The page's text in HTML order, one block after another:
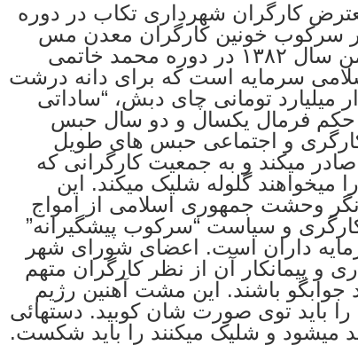
کارگران شهرداری تکاب در دوره
سرکوب خونین کارگران معدن مس
خاتون آباد در چهار بهمن سال ١٣٨٢ در دوره محمد خاتمی
سرمایه است که برای دانه درشت
۱۵۰ هزار میلیارد تومانی چای دبش، “ساداتی
حکم فرمال یکسال و دو سال حبس
کارگری و اجتماعی حبس های طویل
میکند و به جمعیت کارگرانی که
میخواهند گلوله شلیک میکند. این
وحشت جمهوری اسلامی از امواج
و سیاست “سرکوب پیشگیرانه”
داران است. اعضای شورای شهر
و پیمانکار آن از نظر کارگران متهم
جوابگو باشند. این مشت آهنین رژیم
را باید توی صورت شان کوبید. دستهائی
میشود و شلیک میکنند را باید شکست.